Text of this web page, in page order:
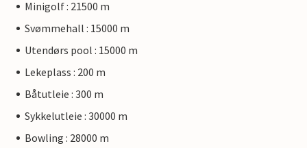
Minigolf : 21500 m
Svømmehall : 15000 m
Utendørs pool : 15000 m
Lekeplass : 200 m
Båtutleie : 300 m
Sykkelutleie : 30000 m
Bowling : 28000 m